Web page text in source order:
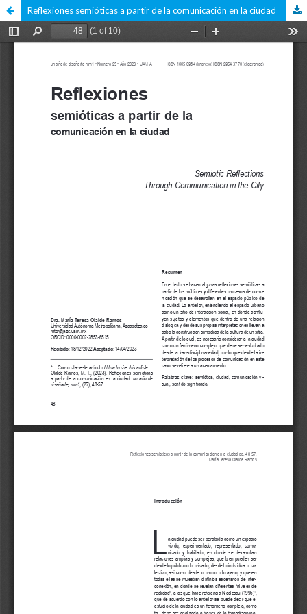
Reflexiones semióticas a partir de la comunicación en la ciudad